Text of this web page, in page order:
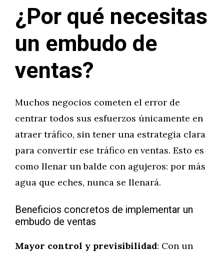
¿Por qué necesitas
un embudo de
ventas?
Muchos negocios cometen el error de
centrar todos sus esfuerzos únicamente en
atraer tráfico, sin tener una estrategia clara
para convertir ese tráfico en ventas. Esto es
como llenar un balde con agujeros: por más
agua que eches, nunca se llenará.
Beneficios concretos de implementar un
embudo de ventas
Mayor control y previsibilidad: Con un